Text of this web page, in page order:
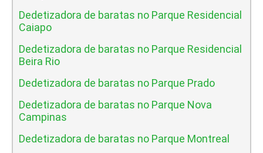
Dedetizadora de baratas no Parque Residencial
Caiapo
Dedetizadora de baratas no Parque Residencial
Beira Rio
Dedetizadora de baratas no Parque Prado
Dedetizadora de baratas no Parque Nova
Campinas
Dedetizadora de baratas no Parque Montreal